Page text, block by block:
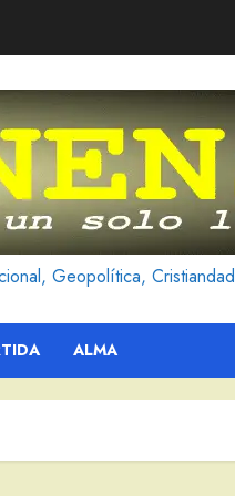
Geopolítica, Cristiandad
ALMA